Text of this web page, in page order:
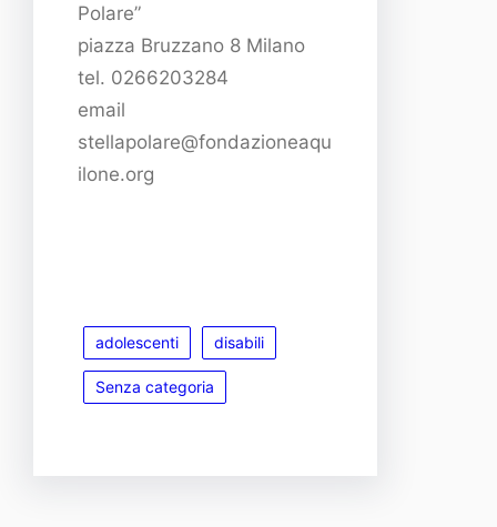
Polare”
piazza Bruzzano 8 Milano
tel. 0266203284
email
stellapolare@fondazioneaqu
ilone.org
adolescenti disabili
Senza categoria